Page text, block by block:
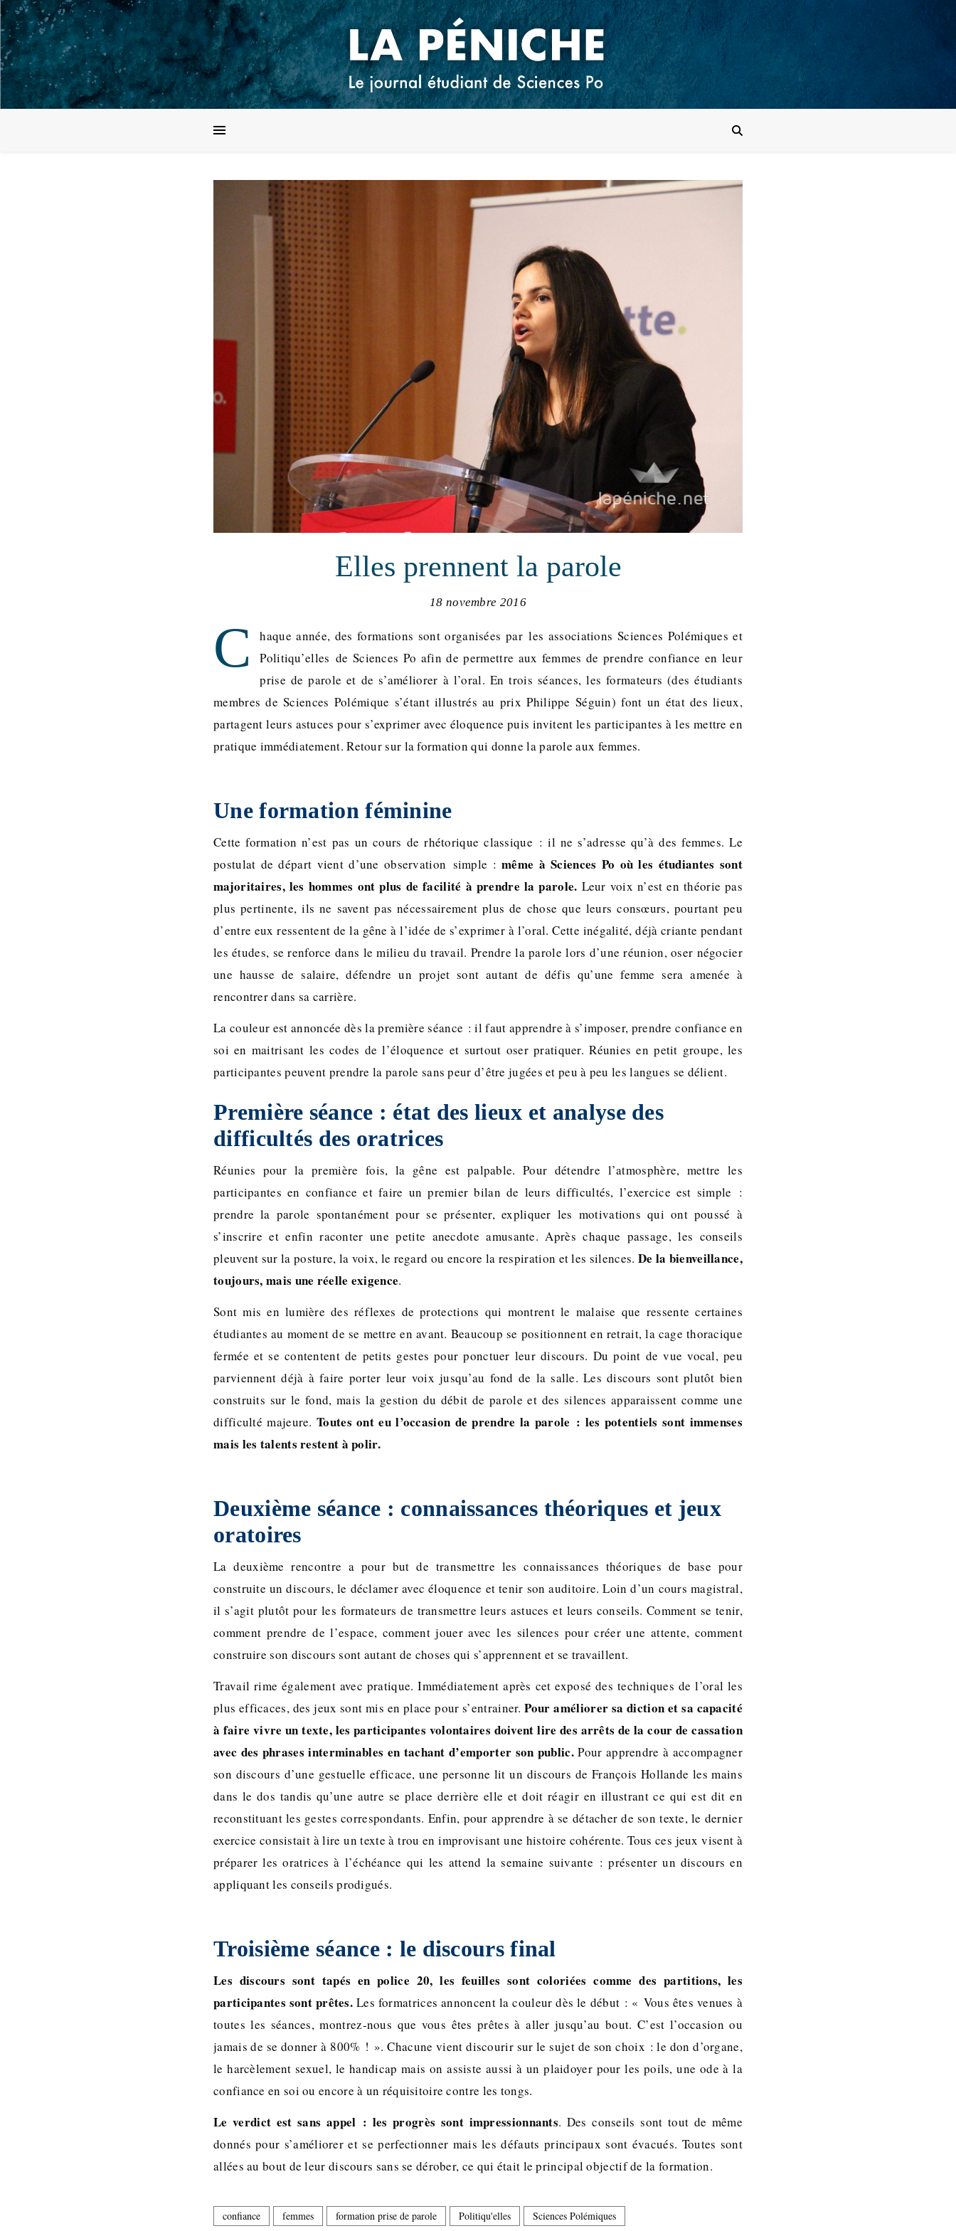
Elles prennent la parole
18 novembre 2016
C
haque année, des formations sont organisées par les associations Sciences Polémiques et
Politiqu’elles de Sciences Po afin de permettre aux femmes de prendre confiance en leur
prise de parole et de s’améliorer à l’oral. En trois séances, les formateurs (des étudiants
membres de Sciences Polémique s’étant illustrés au prix Philippe Séguin) font un état des lieux,
partagent leurs astuces pour s’exprimer avec éloquence puis invitent les participantes à les mettre en
pratique immédiatement. Retour sur la formation qui donne la parole aux femmes.
Une formation féminine
Cette formation n’est pas un cours de rhétorique classique : il ne s’adresse qu’à des femmes. Le
postulat de départ vient d’une observation simple : même à Sciences Po où les étudiantes sont
majoritaires, les hommes ont plus de facilité à prendre la parole. Leur voix n’est en théorie pas
plus pertinente, ils ne savent pas nécessairement plus de chose que leurs consœurs, pourtant peu
d’entre eux ressentent de la gêne à l’idée de s’exprimer à l’oral. Cette inégalité, déjà criante pendant
les études, se renforce dans le milieu du travail. Prendre la parole lors d’une réunion, oser négocier
une hausse de salaire, défendre un projet sont autant de défis qu’une femme sera amenée à
rencontrer dans sa carrière.
La couleur est annoncée dès la première séance : il faut apprendre à s’imposer, prendre confiance en
soi en maitrisant les codes de l’éloquence et surtout oser pratiquer. Réunies en petit groupe, les
participantes peuvent prendre la parole sans peur d’être jugées et peu à peu les langues se délient.
Première séance : état des lieux et analyse des
difficultés des oratrices
Réunies pour la première fois, la gêne est palpable. Pour détendre l’atmosphère, mettre les
participantes en confiance et faire un premier bilan de leurs difficultés, l’exercice est simple :
prendre la parole spontanément pour se présenter, expliquer les motivations qui ont poussé à
s’inscrire et enfin raconter une petite anecdote amusante. Après chaque passage, les conseils
pleuvent sur la posture, la voix, le regard ou encore la respiration et les silences. De la bienveillance,
toujours, mais une réelle exigence.
Sont mis en lumière des réflexes de protections qui montrent le malaise que ressente certaines
étudiantes au moment de se mettre en avant. Beaucoup se positionnent en retrait, la cage thoracique
fermée et se contentent de petits gestes pour ponctuer leur discours. Du point de vue vocal, peu
parviennent déjà à faire porter leur voix jusqu’au fond de la salle. Les discours sont plutôt bien
construits sur le fond, mais la gestion du débit de parole et des silences apparaissent comme une
difficulté majeure.Toutes ont eu l’occasion de prendre la parole : les potentiels sont immenses
mais les talents restent à polir.
Deuxième séance : connaissances théoriques et jeux
oratoires
La deuxième rencontre a pour but de transmettre les connaissances théoriques de base pour
construite un discours, le déclamer avec éloquence et tenir son auditoire. Loin d’un cours magistral,
il s’agit plutôt pour les formateurs de transmettre leurs astuces et leurs conseils. Comment se tenir,
comment prendre de l’espace, comment jouer avec les silences pour créer une attente, comment
construire son discours sont autant de choses qui s’apprennent et se travaillent.
Travail rime également avec pratique. Immédiatement après cet exposé des techniques de l’oral les
plus efficaces, des jeux sont mis en place pour s’entrainer.Pour améliorer sa diction et sa capacité
à faire vivre un texte, les participantes volontaires doivent lire des arrêts de la cour de cassation
avec des phrases interminables en tachant d’emporter son public.Pour apprendre à accompagner
son discours d’une gestuelle efficace, une personne lit un discours de François Hollande les mains
dans le dos tandis qu’une autre se place derrière elle et doit réagir en illustrant ce qui est dit en
reconstituant les gestes correspondants. Enfin, pour apprendre à se détacher de son texte, le dernier
exercice consistait à lire un texte à trou en improvisant une histoire cohérente. Tous ces jeux visent à
préparer les oratrices à l’échéance qui les attend la semaine suivante : présenter un discours en
appliquant les conseils prodigués.
Troisième séance : le discours final
Les discours sont tapés en police 20, les feuilles sont coloriées comme des partitions, les
participantes sont prêtes. Les formatrices annoncent la couleur dès le début : « Vous êtes venues à
toutes les séances, montrez-nous que vous êtes prêtes à aller jusqu’au bout. C’est l’occasion ou
jamais de se donner à 800% ! ». Chacune vient discourir sur le sujet de son choix : le don d’organe,
le harcèlement sexuel, le handicap mais on assiste aussi à un plaidoyer pour les poils, une ode à la
confiance en soi ou encore à un réquisitoire contre les tongs.
Le verdict est sans appel : les progrès sont impressionnants. Des conseils sont tout de même
donnés pour s’améliorer et se perfectionner mais les défauts principaux sont évacués. Toutes sont
allées au bout de leur discours sans se dérober, ce qui était le principal objectif de la formation.
confiance femmes formation prise de parole Politiqu'elles Sciences Polémiques